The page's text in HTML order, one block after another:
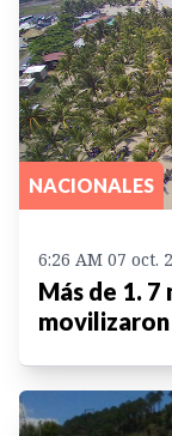
NACIONALES
6:26 AM 07 oct.
Más de 1.